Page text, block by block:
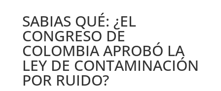
SABIAS QUÉ: ¿EL
CONGRESO DE
COLOMBIA APROBÓ LA
LEY DE CONTAMINACIÓN
POR RUIDO?